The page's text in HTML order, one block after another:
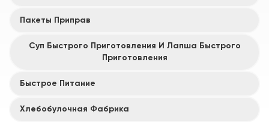
Пакеты Приправ
Суп Быстрого Приготовления И Лапша Быстрого
Приготовления
Быстрое Питание
Хлебобулочная Фабрика